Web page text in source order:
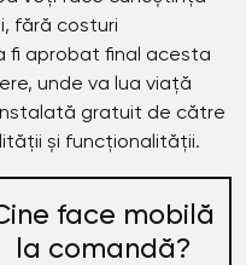
fără costuri
fi aprobat final acesta
unde va lua viață
gratuit de către
și funcționalității.
face mobilă
la comandă?